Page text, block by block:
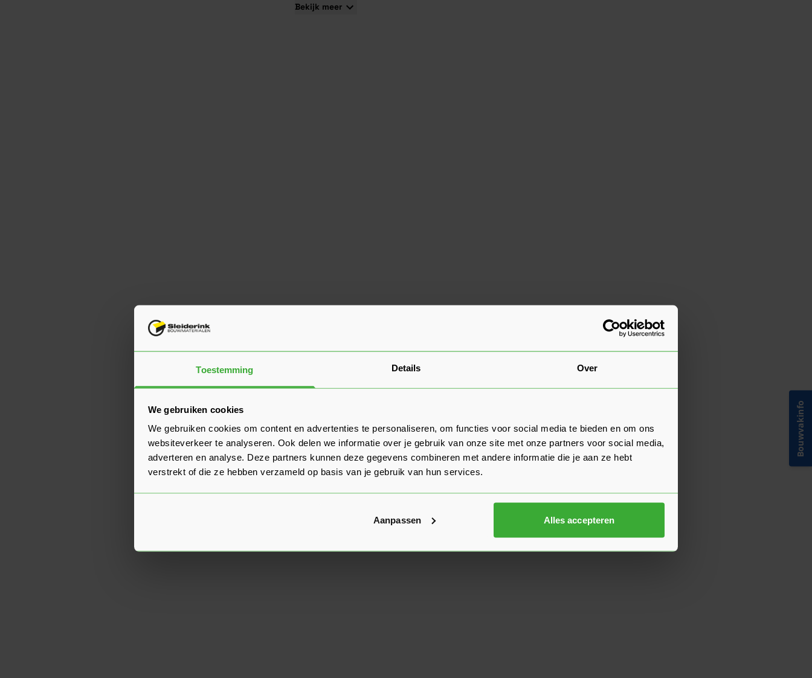
Toestemming Details Over
We gebruiken cookies
We gebruiken cookies om content en advertenties te personaliseren, om functies voor social media te bieden en om ons
websiteverkeer te analyseren. Ook delen we informatie over je gebruik van onze site met onze partners voor social media,
adverteren en analyse. Deze partners kunnen deze gegevens combineren met andere informatie die je aan ze hebt
verstrekt of die ze hebben verzameld op basis van je gebruik van hun services.
Aanpassen Alles accepteren
Biedt langdurige stabiliteit, zelfs onder zware
Bekijk meer
Bouwvakinfo